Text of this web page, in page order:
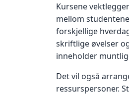
Kursene
mellom
forskjellige
skriftlige øvelser
inneholder
Det vil også
ressurspersoner.